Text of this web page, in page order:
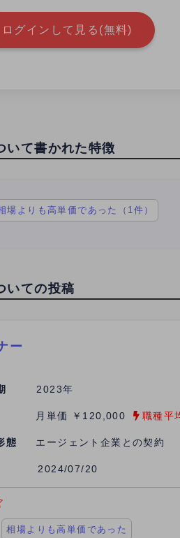
ログインして見る(無料)
いて書かれた特徴
場よりも高単価であった（1件）
いての投稿
ー
2023年
月単価 ￥120,000 職種平
態 エージェント企業との契約
2024/07/20
相場よりも高単価であった